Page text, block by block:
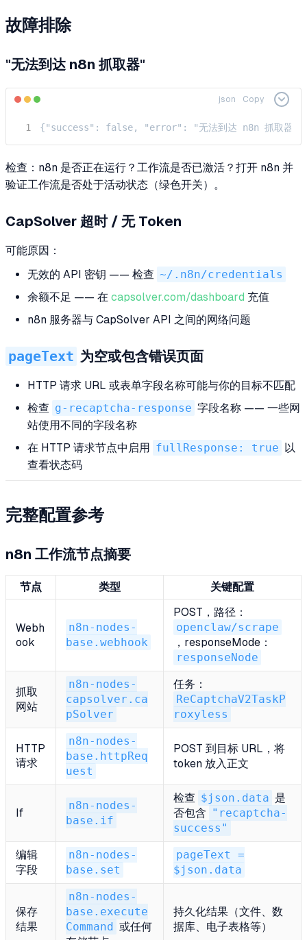
故障排除
"无法到达 n8n 抓取器"
json Copy
{"success": false, "error": "无法到达 n8n 抓取器。是
检查：n8n 是否正在运行？工作流是否已激活？打开 n8n 并
验证工作流是否处于活动状态（绿色开关）。
CapSolver 超时 / 无 Token
可能原因：
无效的 API 密钥 —— 检查 ~/.n8n/credentials
余额不足 —— 在 capsolver.com/dashboard 充值
n8n 服务器与 CapSolver API 之间的网络问题
pageText 为空或包含错误页面
HTTP 请求 URL 或表单字段名称可能与你的目标不匹配
检查 g-recaptcha-response 字段名称 —— 一些网
站使用不同的字段名称
在 HTTP 请求节点中启用 fullResponse: true 以
查看状态码
完整配置参考
n8n 工作流节点摘要
节点 类型 关键配置
Webh
ook
n8n-nodes-
base.webhook
POST，路径：
openclaw/scrape
，responseMode：
responseNode
抓取
网站
n8n-nodes-
capsolver.ca
pSolver
任务：
ReCaptchaV2TaskP
roxyless
HTTP
请求
n8n-nodes-
base.httpReq
uest
POST 到目标 URL，将
token 放入正文
If
n8n-nodes-
base.if
检查 $json.data 是
否包含 "recaptcha-
success"
编辑
字段
n8n-nodes-
base.set
pageText =
$json.data
保存
结果
n8n-nodes-
base.execute
Command 或任何
持久化结果（文件、数
据库、电子表格等）